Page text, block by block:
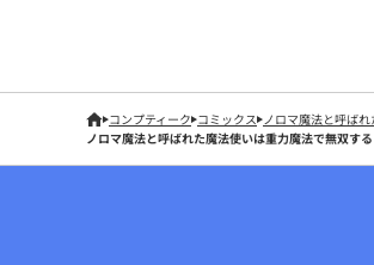
コンプティーク コミックス ノロマ魔法と呼ば
ノロマ魔法と呼ばれた魔法使いは重力魔法で無双す